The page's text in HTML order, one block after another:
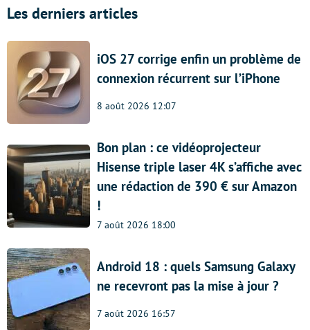
Les derniers articles
iOS 27 corrige enfin un problème de
connexion récurrent sur l’iPhone
8 août 2026 12:07
Bon plan : ce vidéoprojecteur
Hisense triple laser 4K s’affiche avec
une rédaction de 390 € sur Amazon
!
7 août 2026 18:00
Android 18 : quels Samsung Galaxy
ne recevront pas la mise à jour ?
7 août 2026 16:57